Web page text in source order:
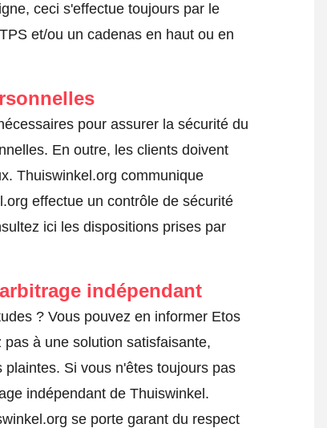
ceci s'effectue toujours par le
et/ou un cadenas en haut ou en
pour assurer la sécurité du
En outre, les clients doivent
Thuiswinkel.org communique
effectue un contrôle de sécurité
ici les dispositions prises par
indépendant
? Vous pouvez en informer Etos
à une solution satisfaisante,
Si vous n'êtes toujours pas
indépendant de Thuiswinkel.
se porte garant du respect